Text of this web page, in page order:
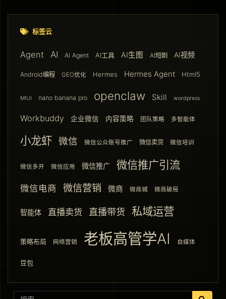
标签云
Agent AI AI Agent AI工具 AI生图 AI短剧 AI视频
Android编程 GEO优化 Hermes Hermes Agent Html5
MIUI nano banana pro openclaw Skill wordpress
Workbuddy 企业微信 内容策略 团队策略 多智能体
小龙虾 微信 微信公众账号推广 微信卖货 微信培训
微信多开 微信应用 微信推广 微信推广引流
微信电商 微信营销 微商 微商城 微商破局
智能体 直播卖货 直播带货 私域运营
策略布局 网络营销 老板高管学AI 自媒体
豆包